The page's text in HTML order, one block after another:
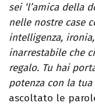
sei ‘l’amica della
nelle nostre case
intelligenza,
inarrestabile che
regalo. Tu hai
potenza con la
ascoltato le